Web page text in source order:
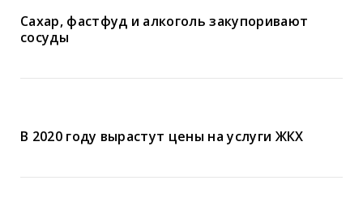
Сахар, фастфуд и алкоголь закупоривают
сосуды
В 2020 году вырастут цены на услуги ЖКХ